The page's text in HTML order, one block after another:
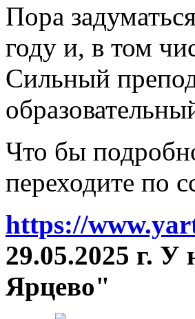
Пора
году и, в том
Сильный
Что бы
переходите по
https://
29.05.2025 г.
Ярцево"